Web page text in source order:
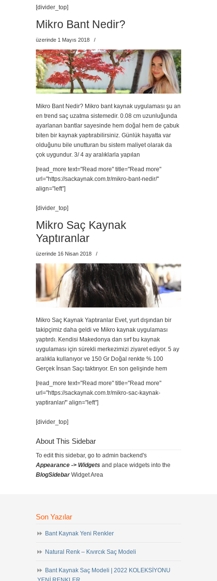
[divider_top]
Mikro Bant Nedir?
üzerinde 1 Mayıs 2018 /
Mikro Bant Nedir? Mikro bant kaynak uygulaması şu an
en trend saç uzatma sistemedir. 0.08 cm uzunluğunda
ayarlanan bantlar sayesinde hem doğal hem de çabuk
biten bir kaynak yaptırabilirsiniz. Günlük hayatta var
olduğunu bile unutturan bu sistem maliyet olarak da
çok uygundur. 3/ 4 ay aralıklarla yapılan
[read_more text="Read more" title="Read more"
url="https://sackaynak.com.tr/mikro-bant-nedir/"
align="left"]
[divider_top]
Mikro Saç Kaynak
Yaptıranlar
üzerinde 16 Nisan 2018 /
Mikro Saç Kaynak Yaptıranlar Evet, yurt dışından bir
takipçimiz daha geldi ve Mikro kaynak uygulaması
yaptırdı. Kendisi Makedonya dan sırf bu kaynak
uygulaması için sürekli merkezimizi ziyaret ediyor. 5 ay
aralıkla kullanıyor ve 150 Gr Doğal renkte % 100
Gerçek İnsan Saçı taktırıyor. En son gelişinde hem
[read_more text="Read more" title="Read more"
url="https://sackaynak.com.tr/mikro-sac-kaynak-
yaptiranlar/" align="left"]
[divider_top]
About This Sidebar
To edit this sidebar, go to admin backend's
Appearance -> Widgets and place widgets into the
BlogSidebarWidget Area
Son Yazılar
Bant Kaynak Yeni Renkler
Natural Renk – Kıvırcık Saç Modeli
Bant Kaynak Saç Modeli | 2022 KOLEKSİYONU